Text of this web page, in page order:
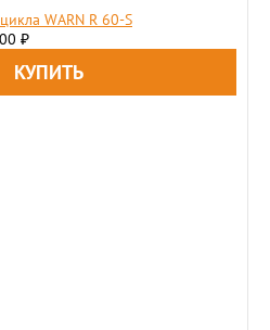
WARN R 60-S
₽